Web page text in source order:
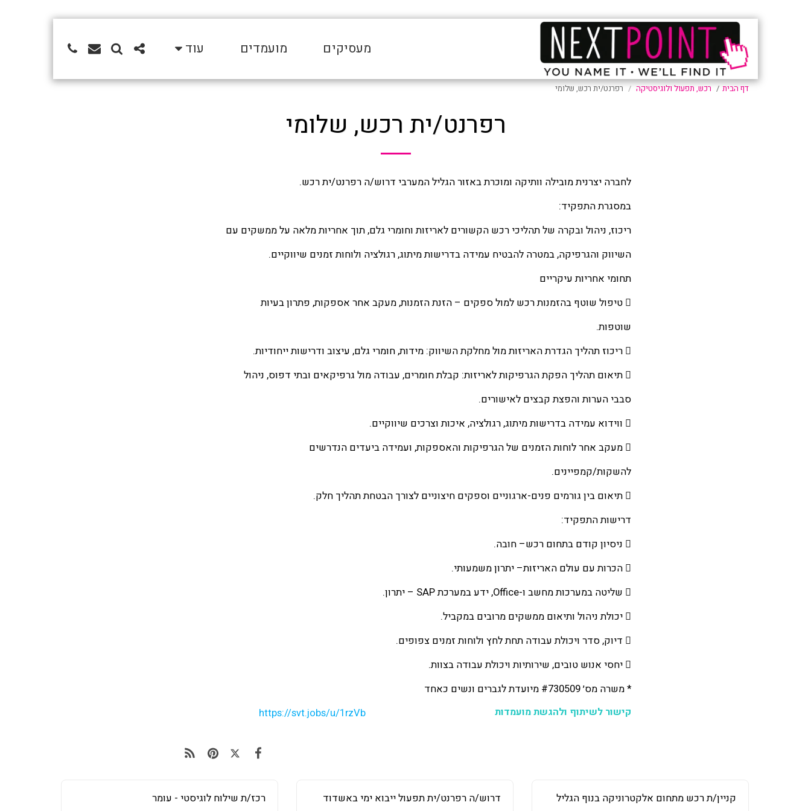
מעסיקים מועמדים עוד
דף הבית רכש, תפעול ולוגיסטיקה רפרנט/ית רכש, שלומי
רפרנט/ית רכש, שלומי
לחברה יצרנית מובילה וותיקה ומוכרת באזור הגליל המערבי דרוש/ה רפרנט/ית רכש.
במסגרת התפקיד:
ריכוז, ניהול ובקרה של תהליכי רכש הקשורים לאריזות וחומרי גלם, תוך אחריות מלאה על ממשקים עם
השיווק והגרפיקה, במטרה להבטיח עמידה בדרישות מיתוג, רגולציה ולוחות זמנים שיווקיים.
תחומי אחריות עיקריים
 טיפול שוטף בהזמנות רכש למול ספקים – הזנת הזמנות, מעקב אחר אספקות, פתרון בעיות
שוטפות.
 ריכוז תהליך הגדרת האריזות מול מחלקת השיווק: מידות, חומרי גלם, עיצוב ודרישות ייחודיות.
 תיאום תהליך הפקת הגרפיקות לאריזות: קבלת חומרים, עבודה מול גרפיקאים ובתי דפוס, ניהול
סבבי הערות והפצת קבצים לאישורים.
 ווידוא עמידה בדרישות מיתוג, רגולציה, איכות וצרכים שיווקיים.
 מעקב אחר לוחות הזמנים של הגרפיקות והאספקות, ועמידה ביעדים הנדרשים
להשקות/קמפיינים.
 תיאום בין גורמים פנים-ארגוניים וספקים חיצוניים לצורך הבטחת תהליך חלק.
דרישות התפקיד:
 ניסיון קודם בתחום רכש– חובה.
 הכרות עם עולם האריזות– יתרון משמעותי.
 שליטה במערכות מחשב ו-Office, ידע במערכת SAP – יתרון.
 יכולת ניהול ותיאום ממשקים מרובים במקביל.
 דיוק, סדר ויכולת עבודה תחת לחץ ולוחות זמנים צפופים.
 יחסי אנוש טובים, שירותיות ויכולת עבודה בצוות.
* משרה מס׳ #730509 מיועדת לגברים ונשים כאחד
קישור לשיתוף ולהגשת מועמדות
https://svt.jobs/u/1rzVb
קניין/ת רכש מתחום אלקטרוניקה בנוף הגליל דרוש/ה רפרנט/ית תפעול ייבוא ימי באשדוד רכז/ת שילוח לוגיסטי - עומר